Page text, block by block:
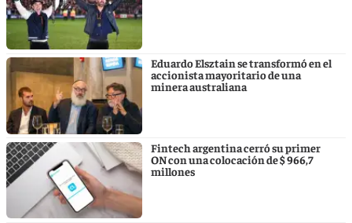
Eduardo Elsztain se transformó en el
accionista mayoritario de una
minera australiana
Fintech argentina cerró su primer
ON con una colocación de $ 966,7
millones